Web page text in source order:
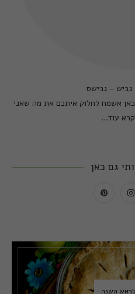
גביש - גבישס
אשמח לחלוק איתכם את מה שאני
קרא עוד...
גם כאן
השנה